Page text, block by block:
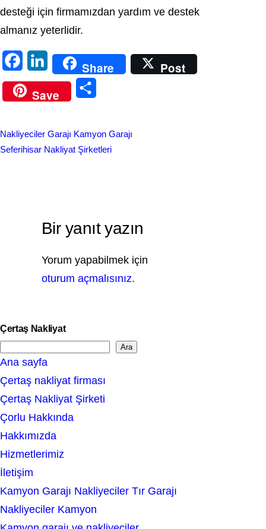
desteği için firmamızdan yardım ve destek
almanız yeterlidir.
a
c
i
n
Share
Post
Save
r
Nakliyeciler Garajı Kamyon Garajı
Seferihisar Nakliyat Şirketleri
Bir yanıt yazın
Yorum yapabilmek için
oturum açmalısınız.
Çertaş Nakliyat
e
a
r
c
h
Ara
Ana sayfa
Çertaş nakliyat firması
Çertaş Nakliyat Şirketi
Çorlu Hakkında
Hakkımızda
Hizmetlerimiz
İletişim
Kamyon Garajı Nakliyeciler Tır Garajı
Nakliyeciler Kamyon